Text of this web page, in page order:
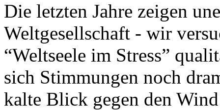
Die letzten Jahre zeigen
Weltgesellschaft - wir
“Weltseele im Stress”
sich Stimmungen noch
kalte Blick gegen den